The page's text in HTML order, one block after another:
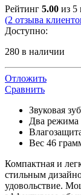
Рейтинг 5.00 из 5
(2 отзыва
Доступно:
280 в наличии
Отложить
Сравнить
Звуковая
Два режима
Вес 46
Компактная и
стильным
удовольствие.